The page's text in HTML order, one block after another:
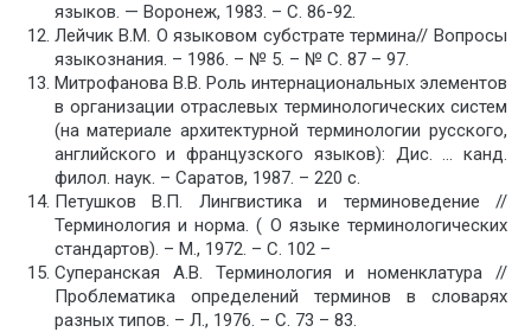
языков. — Воронеж, 1983. – С. 86-92.
Лейчик В.М. О языковом субстрате термина// Вопросы
языкознания. – 1986. – № 5. – № С. 87 – 97.
Митрофанова В.В. Роль интернациональных элементов
в организации отраслевых терминологических систем
(на материале архитектурной терминологии русского,
английского и французского языков): Дис. … канд.
филол. наук. – Саратов, 1987. – 220 с.
Петушков В.П. Лингвистика и терминоведение //
Терминология и норма. ( О языке терминологических
стандартов). – М., 1972. – С. 102 –
Суперанская А.В. Терминология и номенклатура //
Проблематика определений терминов в словарях
разных типов. – Л., 1976. – С. 73 – 83.